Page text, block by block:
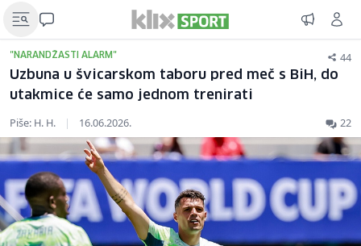
"NARANDŽASTI ALARM" 44
Uzbuna u švicarskom taboru pred meč s BiH, do
utakmice će samo jednom trenirati
Piše: H. H. | 16.06.2026. 22